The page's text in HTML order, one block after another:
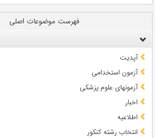
فهرست موضوعات اصلی
آپدیت
آزمون استخدامی
آزمونهای علوم پزشکی
اخبار
اطلاعیه
انتخاب رشته کنکور